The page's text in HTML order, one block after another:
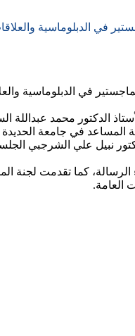
في الدبلوماسية
الموافق 15 مارس 2023م المناقشة
محمد عبداللة
المساعد في جامعة
نبيل علي
كما تقدمت لجنة
العامة.